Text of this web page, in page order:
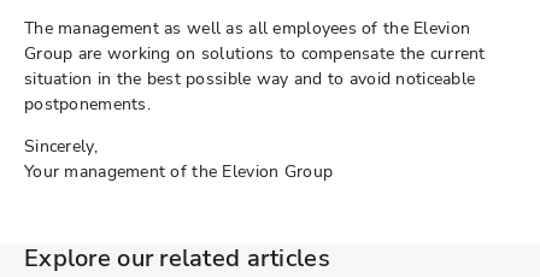
The management as well as all employees of the Elevion
Group are working on solutions to compensate the current
situation in the best possible way and to avoid noticeable
postponements.
Sincerely,
Your management of the Elevion Group
Explore our related articles